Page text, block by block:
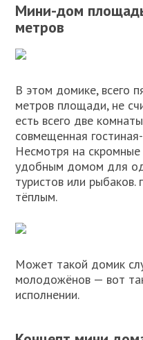
Мини-дом
метров
В этом домике, всего
метров площади, не
есть всего две
совмещенная
Несмотря на
удобным домом для
туристов или рыбаков.
тёплым.
Может такой домик
молодожёнов — вот
исполнении.